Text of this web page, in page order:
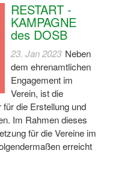
RESTART -
KAMPAGNE
des DOSB
23. Jan 2023 Neben
dem ehrenamtlichen
Engagement im
Verein, ist die
die Erstellung und
Im Rahmen dieses
für die Vereine im
erreicht